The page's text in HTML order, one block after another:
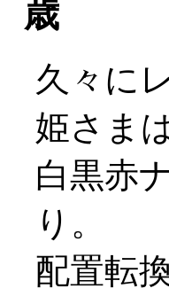
歳
久々に
姫さま
白黒赤
り。
配置転